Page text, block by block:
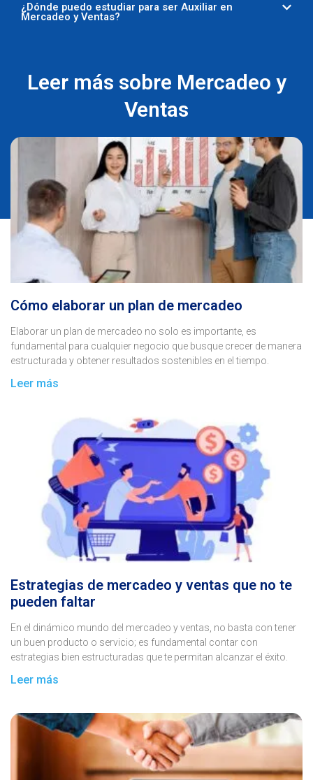
¿Dónde puedo estudiar para ser Auxiliar en
Mercadeo y Ventas?
Leer más sobre Mercadeo y
Ventas
Cómo elaborar un plan de mercadeo
Elaborar un plan de mercadeo no solo es importante, es
fundamental para cualquier negocio que busque crecer de manera
estructurada y obtener resultados sostenibles en el tiempo.
Leer más
Estrategias de mercadeo y ventas que no te
pueden faltar
En el dinámico mundo del mercadeo y ventas, no basta con tener
un buen producto o servicio; es fundamental contar con
estrategias bien estructuradas que te permitan alcanzar el éxito.
Leer más